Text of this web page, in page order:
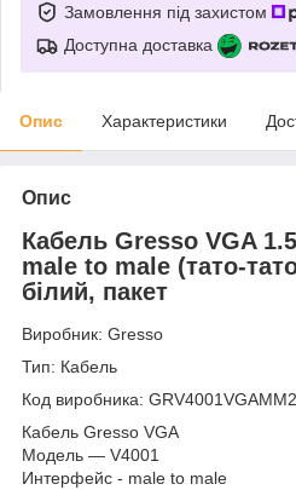
Замовлення під захистом
Доступна доставка
Опис Характеристики
Опис
Кабель Gresso VGA
male to male (тато-
білий, пакет
Виробник: Gresso
Тип: Кабель
Код виробника:
Кабель Gresso VGA
Модель — V4001
Интерфейс - male to male